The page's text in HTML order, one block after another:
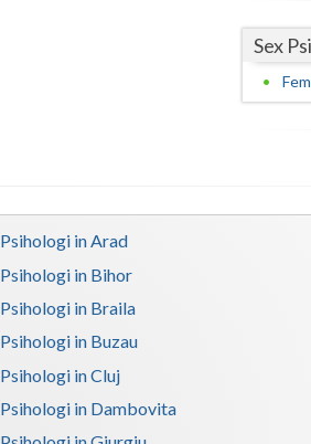
Sex
Psihologi in Arad
Psihologi in Bihor
Psihologi in Braila
Psihologi in Buzau
Psihologi in Cluj
Psihologi in Dambovita